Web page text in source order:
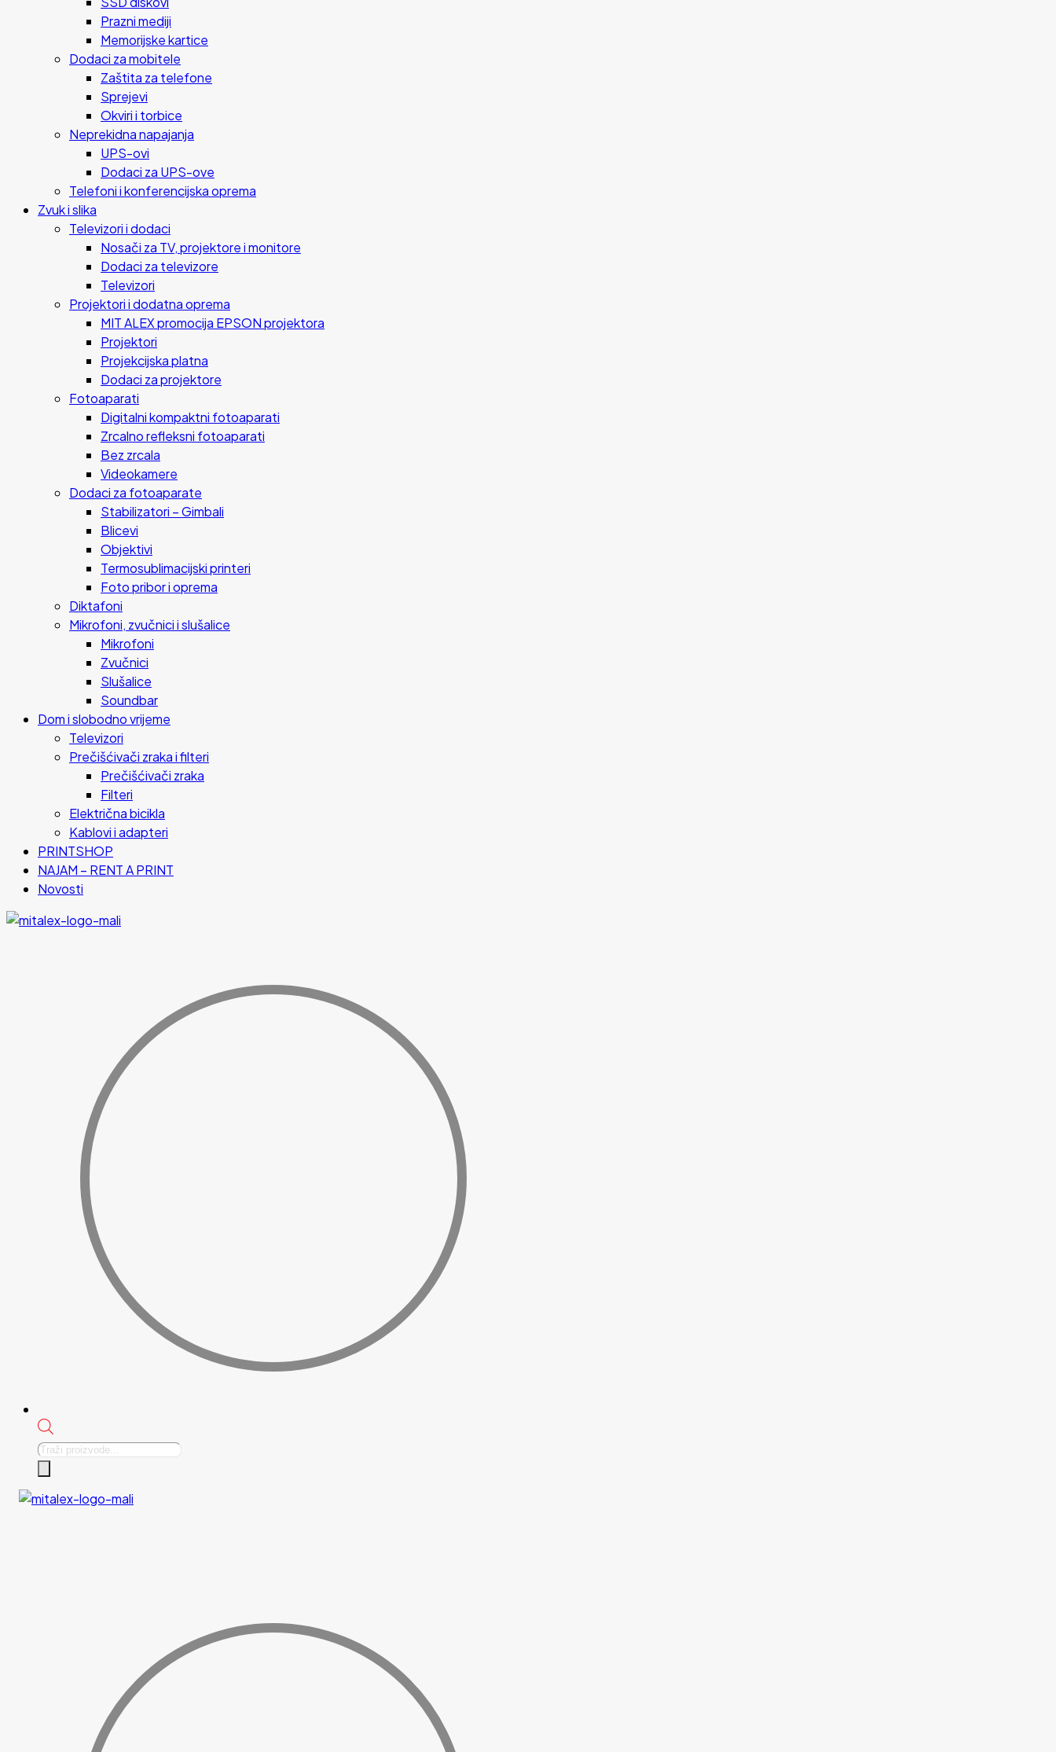
Prazni mediji
Memorijske kartice
Dodaci za mobitele
Zaštita za telefone
Sprejevi
Okviri i torbice
Neprekidna napajanja
UPS-ovi
Dodaci za UPS-ove
Telefoni i konferencijska oprema
Zvuk i slika
Televizori i dodaci
Nosači za TV, projektore i monitore
Dodaci za televizore
Televizori
Projektori i dodatna oprema
MIT ALEX promocija EPSON projektora
Projektori
Projekcijska platna
Dodaci za projektore
Fotoaparati
Digitalni kompaktni fotoaparati
Zrcalno refleksni fotoaparati
Bez zrcala
Videokamere
Dodaci za fotoaparate
Stabilizatori – Gimbali
Blicevi
Objektivi
Termosublimacijski printeri
Foto pribor i oprema
Diktafoni
Mikrofoni, zvučnici i slušalice
Mikrofoni
Zvučnici
Slušalice
Soundbar
Dom i slobodno vrijeme
Televizori
Prečišćivači zraka i filteri
Prečišćivači zraka
Filteri
Električna bicikla
Kablovi i adapteri
PRINTSHOP
NAJAM – RENT A PRINT
Novosti
Products
search